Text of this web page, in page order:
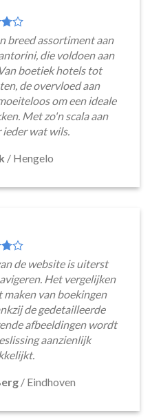
breed assortiment aan
die voldoen aan
boetiek hotels tot
de overvloed aan
om een ideale
Met zo'n scala aan
ieder wat wils.
/ Hengelo
de website is uiterst
Het vergelijken
maken van boekingen
de gedetailleerde
afbeeldingen wordt
aanzienlijk
/ Eindhoven